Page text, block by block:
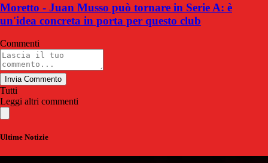
Moretto - Juan Musso può tornare in Serie A: è
un'idea concreta in porta per questo club
Commenti
Invia Commento
Tutti
Leggi altri commenti
Ultime Notizie